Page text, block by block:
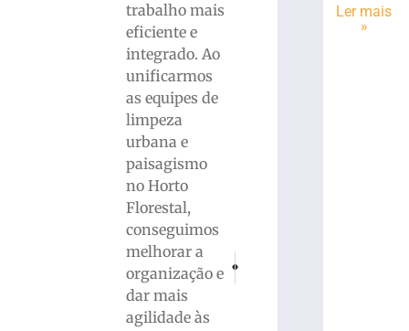
trabalho mais
eficiente e
integrado. Ao
unificarmos
as equipes de
limpeza
urbana e
paisagismo
no Horto
Florestal,
conseguimos
melhorar a
organização e
dar mais
agilidade às
Imagem restaurada de Nossa Sra.
Ler mais
»